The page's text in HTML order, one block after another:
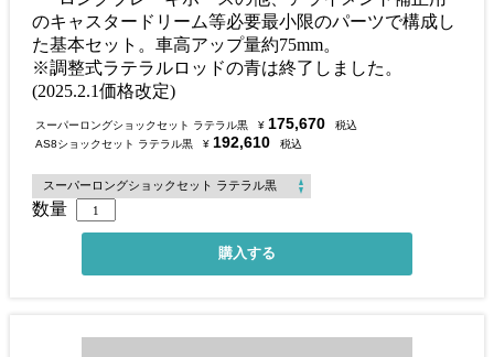
のキャスタードリーム等必要最小限のパーツで構成し
た基本セット。車高アップ量約75mm。
※調整式ラテラルロッドの青は終了しました。
(2025.2.1価格改定)
スーパーロングショックセット ラテラル黒 ¥ 175,670
税込
AS8ショックセット ラテラル黒
¥ 192,610 税込
数量